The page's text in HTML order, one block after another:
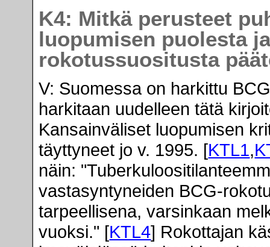
K4: Mitkä perusteet
luopumisen puolesta
rokotussuositusta
V: Suomessa on harkittu
harkitaan uudelleen tätä
Kansainväliset luopumisen
täyttyneet jo v. 1995. [KTL1,
näin:
vastasyntyneiden BCG-
tarpeellisena, varsinkaan
vuoksi." [KTL4] Rokottajan